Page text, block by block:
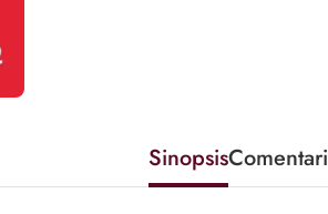
Sinopsis